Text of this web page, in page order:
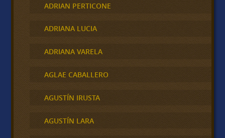
ADRIAN PERTICONE
ADRIANA LUCIA
ADRIANA VARELA
AGLAE CABALLERO
AGUSTÍN IRUSTA
AGUSTÍN LARA